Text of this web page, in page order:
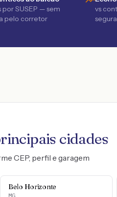
por SUSEP — sem
pelo corretor
vs
cidades
CEP, perfil e garagem
Belo Horizonte
MG